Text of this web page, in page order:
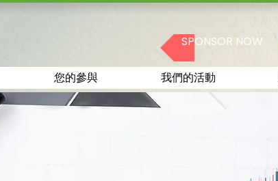
SPONSOR NOW
您的參與 我們的活動